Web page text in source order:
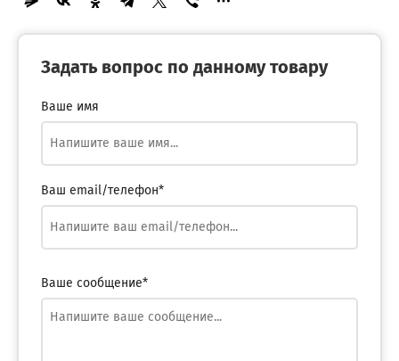
Задать вопрос по данному товару
Ваше имя
Ваш email/телефон*
Ваше сообщение*